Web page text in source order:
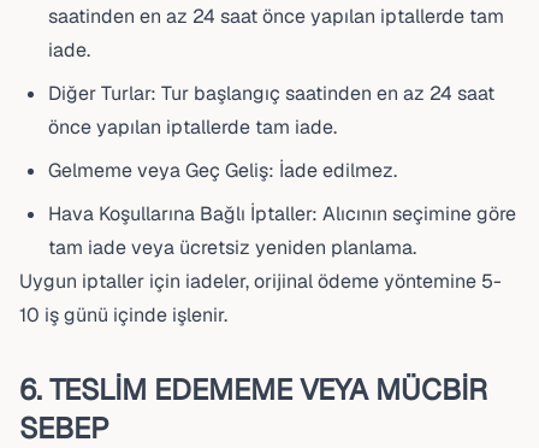
saatinden en az 24 saat önce yapılan iptallerde tam
iade.
Diğer Turlar: Tur başlangıç saatinden en az 24 saat
önce yapılan iptallerde tam iade.
Gelmeme veya Geç Geliş: İade edilmez.
Hava Koşullarına Bağlı İptaller: Alıcının seçimine göre
tam iade veya ücretsiz yeniden planlama.
Uygun iptaller için iadeler, orijinal ödeme yöntemine 5-
10 iş günü içinde işlenir.
6. TESLİM EDEMEME VEYA MÜCBİR
SEBEP